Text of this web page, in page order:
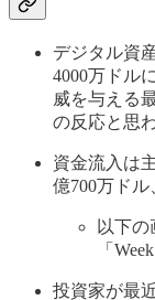
デジタル資
4000万ドル
威を与える
の反応と思
資金流入は
億700万ドル
以下の
「
投資家が最